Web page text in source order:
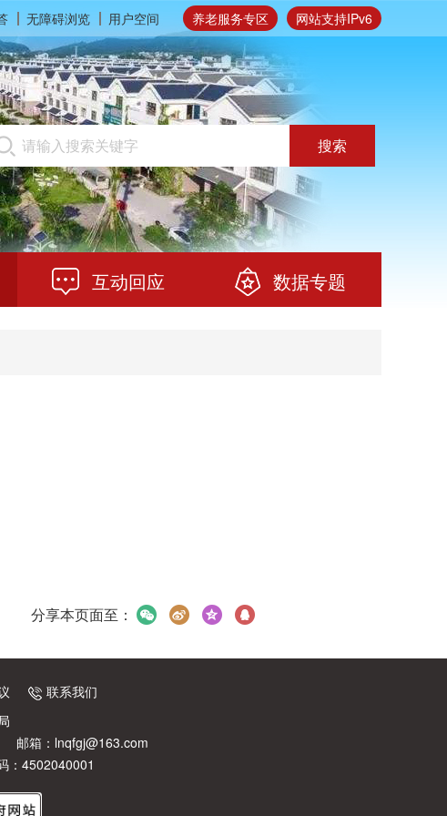
网站支持IPv6
养老服务专区
无障碍浏览 用户空间
搜索
互动回应 数据专题
分享本页面至：
联系我们
邮箱：lnqfgj@163.com
：4502040001